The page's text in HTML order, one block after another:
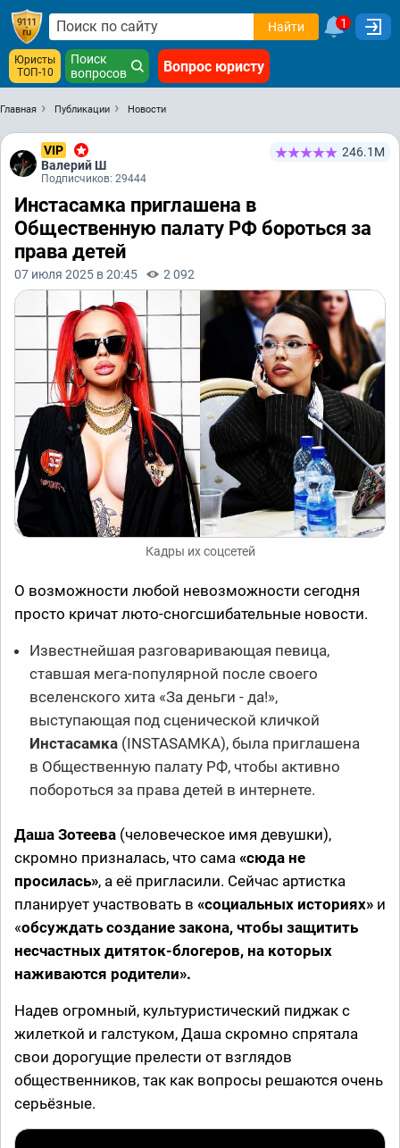
Найти 1
Юристы
ТОП-10
Поиск
вопросов
Вопрос юристу
Главная Публикации Новости
VIP
Валерий Ш
Подписчиков: 29444
246.1М
Инстасамка приглашена в
Общественную палату РФ бороться за
права детей
07 июля 2025 в 20:45 2 092
Кадры их соцсетей
О возможности любой невозможности сегодня
просто кричат люто-сногсшибательные новости.
Известнейшая разговаривающая певица,
ставшая мега-популярной после своего
вселенского хита «За деньги - да!»,
выступающая под сценической кличкой
Инстасамка (INSTASAMKA), была приглашена
в Общественную палату РФ, чтобы активно
побороться за права детей в интернете.
Даша Зотеева (человеческое имя девушки),
скромно призналась, что сама «сюда не
просилась», а её пригласили. Сейчас артистка
планирует участвовать в «социальных историях» и
«обсуждать создание закона, чтобы защитить
несчастных дитяток-блогеров, на которых
наживаются родители».
Надев огромный, культуристический пиджак с
жилеткой и галстуком, Даша скромно спрятала
свои дорогущие прелести от взглядов
общественников, так как вопросы решаются очень
серьёзные.